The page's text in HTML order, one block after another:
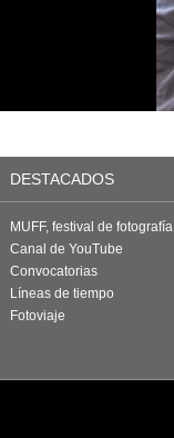
DESTACADOS
MUFF, festival de fotografía
Canal de YouTube
Convocatorias
Líneas de tiempo
Fotoviaje